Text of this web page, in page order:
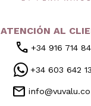
ATENCIÓN AL
call +34 916 714
+34 603 642
mail